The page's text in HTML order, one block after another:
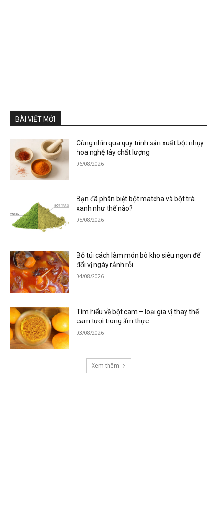
BÀI VIẾT MỚI
Cùng nhìn qua quy trình sản xuất bột nhụy
hoa nghệ tây chất lượng
06/08/2026
Bạn đã phân biệt bột matcha và bột trà
xanh như thế nào?
05/08/2026
Bỏ túi cách làm món bò kho siêu ngon để
đổi vị ngày rảnh rỗi
04/08/2026
Tìm hiểu về bột cam – loại gia vị thay thế
cam tươi trong ẩm thực
03/08/2026
Xem thêm